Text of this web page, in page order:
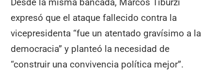
Desde la misma bancada, Marcos Tiburzi
expresó que el ataque fallecido contra la
vicepresidenta “fue un atentado gravísimo a la
democracia” y planteó la necesidad de
“construir una convivencia política mejor”.